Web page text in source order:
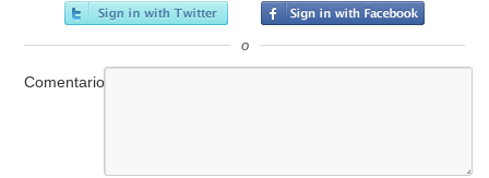
o
Comentario